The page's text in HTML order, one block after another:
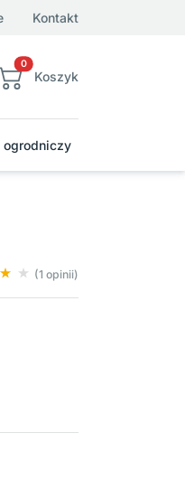
Kontakt
0
Koszyk
ogrodniczy
(1 opinii)